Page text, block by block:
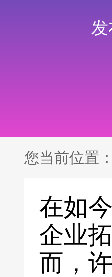
您当前位置：
在如
企业
而，